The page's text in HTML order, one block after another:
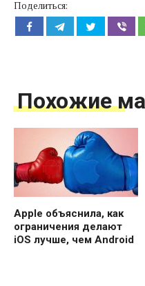
Поделиться:
Похожие
Apple объяснила, как
ограничения делают
iOS лучше, чем Android